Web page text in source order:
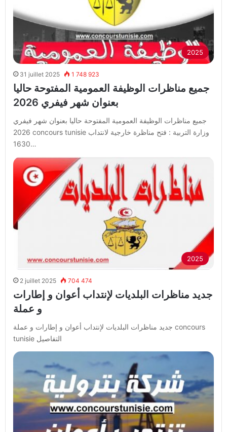
2025
31 juillet 2025 1 748 923
جميع مناظرات الوظيفة العمومية المفتوحة حاليا
بعنوان شهر فيفري 2026
جميع مناظرات الوظيفة العمومية المفتوحة حاليا بعنوان شهر فيفري
2026 concours tunisie وزارة التربية : فتح مناظرة خارجية لانتداب
1630…
2025
2 juillet 2025 704 474
جديد مناظرات البلديات لإنتداب أعوان و إطارات
و عملة
جديد مناظرات البلديات لإنتداب أعوان و إطارات و عملة concours
tunisie التفاصيل